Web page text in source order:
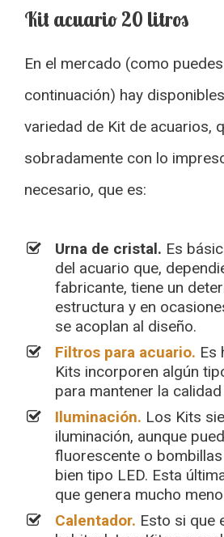
Kit acuario 20 litros
En el mercado (como
continuación) hay
variedad de Kit de acuarios,
sobradamente con lo
necesario, que es:
Urna de cristal. Es
del acuario que,
fabricante, tiene un
estructura y en
se acoplan al diseño.
Filtros para acuario. Es
Kits incorporen algún
para mantener la
Iluminación. Los Kits
iluminación, aunque
fluorescente o
bien tipo LED. Esta
que genera mucho
Calentador. Esto si que